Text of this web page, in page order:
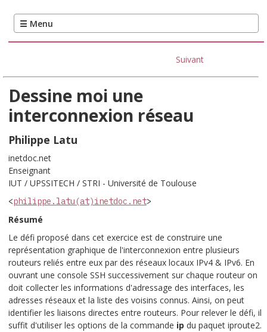
Suivant
Dessine moi une
interconnexion réseau
Philippe Latu
inetdoc.net
Enseignant
IUT / UPSSITECH / STRI - Université de Toulouse
<philippe.latu(at)inetdoc.net>
Résumé
Le défi proposé dans cet exercice est de construire une
représentation graphique de l'interconnexion entre plusieurs
routeurs reliés entre eux par des réseaux locaux IPv4& IPv6. En
ouvrant une console SSH successivement sur chaque routeur on
doit collecter les informations d'adressage des interfaces, les
adresses réseaux et la liste des voisins connus. Ainsi, on peut
identifier les liaisons directes entre routeurs. Pour relever le défi, il
suffit d'utiliser les options de la commande ip du paquet iproute2.